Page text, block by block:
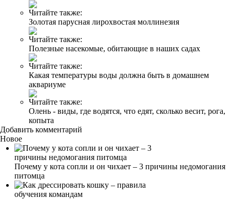
Читайте также:
Золотая парусная лирохвостая моллинезия
Читайте также:
Полезные насекомые, обитающие в наших садах
Читайте также:
Какая температуры воды должна быть в домашнем
аквариуме
Читайте также:
Олень - виды, где водятся, что едят, сколько весит, рога,
копыта
Добавить комментарий
Новое
Почему у кота сопли и он чихает – 3 причины недомогания
питомца